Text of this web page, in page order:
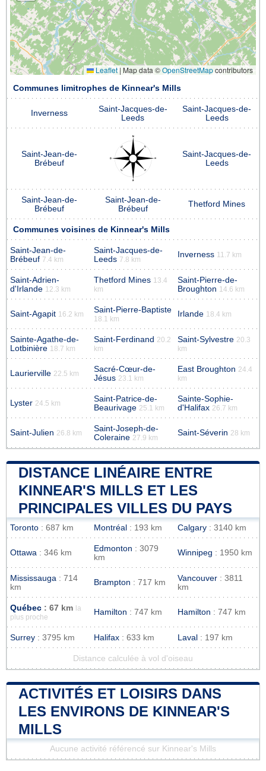
Leaflet | Map data ©OpenStreetMapcontributors
Communes limitrophes de Kinnear's Mills
Inverness
Saint-Jacques-de-
Leeds
Saint-Jacques-de-
Leeds
Saint-Jean-de-
Brébeuf
Saint-Jacques-de-
Leeds
Saint-Jean-de-
Brébeuf
Saint-Jean-de-
Brébeuf
Thetford Mines
Communes voisines de Kinnear's Mills
Saint-Jean-de-
Brébeuf 7.4 km
Saint-Jacques-de-
Leeds 7.8 km
Inverness 11.7 km
Saint-Adrien-
d'Irlande 12.3 km
Thetford Mines 13.4
km
Saint-Pierre-de-
Broughton 14.6 km
Saint-Agapit 16.2 km Saint-Pierre-Baptiste
18.1 km
Irlande 18.4 km
Sainte-Agathe-de-
Lotbinière 18.7 km
Saint-Ferdinand 20.2
km
Saint-Sylvestre 20.3
km
Laurierville 22.5 km
Sacré-Cœur-de-
Jésus 23.1 km
East Broughton 24.4
km
Lyster 24.5 km
Saint-Patrice-de-
Beaurivage 25.1 km
Sainte-Sophie-
d'Halifax 26.7 km
Saint-Julien 26.8 km
Saint-Joseph-de-
Coleraine 27.9 km
Saint-Séverin 28 km
DISTANCE LINÉAIRE ENTRE
KINNEAR'S MILLS ET LES
PRINCIPALES VILLES DU PAYS
Toronto : 687 km Montréal : 193 km Calgary : 3140 km
Ottawa : 346 km Edmonton : 3079
km
Winnipeg : 1950 km
Mississauga : 714
km
Brampton : 717 km Vancouver : 3811
km
Québec : 67 km
la
plus proche
Hamilton : 747 km Hamilton : 747 km
Surrey : 3795 km Halifax : 633 km Laval : 197 km
Distance calculée à vol d'oiseau
ACTIVITÉS ET LOISIRS DANS
LES ENVIRONS DE KINNEAR'S
MILLS
Aucune activité référencé sur Kinnear's Mills